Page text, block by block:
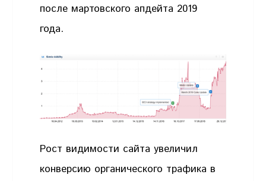
после мартовского апдейта 2019
года.
Рост видимости сайта увеличил
конверсию органического трафика в